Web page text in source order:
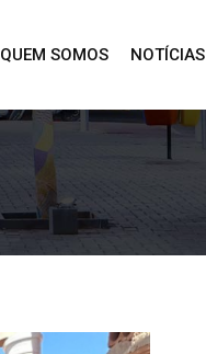
QUEM SOMOS NOTÍCIAS